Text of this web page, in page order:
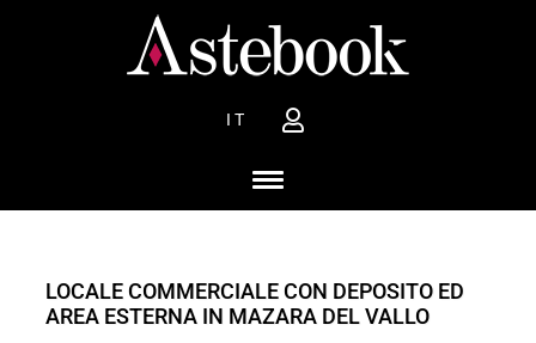
IT
LOCALE COMMERCIALE CON DEPOSITO ED
AREA ESTERNA IN MAZARA DEL VALLO